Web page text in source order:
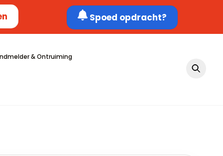
Spoed opdracht?
& Ontruiming